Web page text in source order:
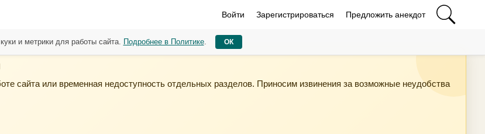
Войти Зарегистрироваться Предложить анекдот
сайта или временная недоступность отдельных разделов. Приносим извинения за возможные неудобства
и метрики для работы сайта. Подробнее в Политике. ОК